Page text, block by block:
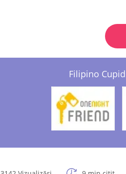
Filipino